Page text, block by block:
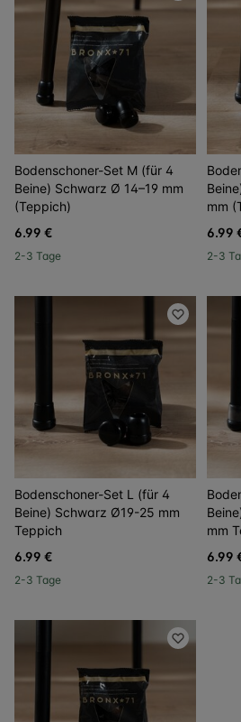
Bodenschoner-Set M (für 4
Beine) Schwarz Ø 14–19 mm
(Teppich)
6.99 €
2-3 Tage
mm
6.99
2-3
Bodenschoner-Set L (für 4
Beine) Schwarz Ø19-25 mm
Teppich
6.99 €
2-3 Tage
mm
6.99
2-3